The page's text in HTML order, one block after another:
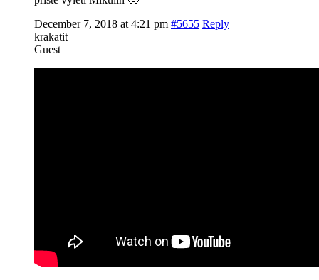
December 7, 2018 at 4:21 pm #5655 Reply
krakatit
Guest